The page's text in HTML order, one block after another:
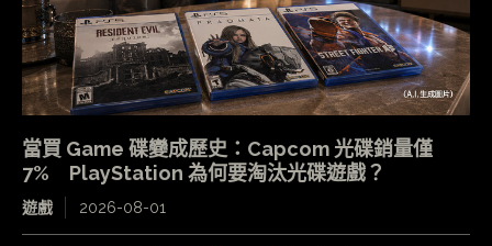
當買 Game 碟變成歷史：Capcom 光碟銷量僅
7% PlayStation 為何要淘汰光碟遊戲？
遊戲 2026-08-01